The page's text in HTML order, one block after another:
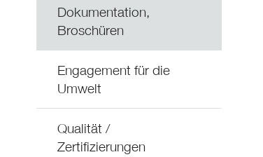
Dokumentation,
Broschüren
Engagement für die
Umwelt
Qualität /
Zertifizierungen